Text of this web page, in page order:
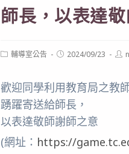
師長，以表達
Post輔導室公告
Post2024/09/23
歡迎同學利用教育局之教
踴躍寄送給師長，
以表達敬師謝師之意
(網址： https://